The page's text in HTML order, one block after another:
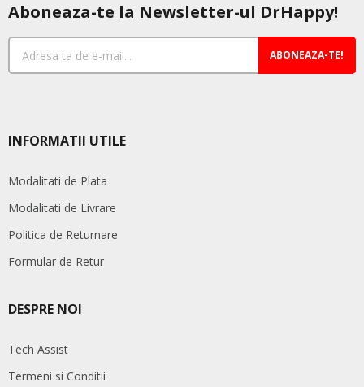
Aboneaza-te la Newsletter-ul DrHappy!
ABONEAZA-TE!
INFORMATII UTILE
Modalitati de Plata
Modalitati de Livrare
Politica de Returnare
Formular de Retur
DESPRE NOI
Tech Assist
Termeni si Conditii